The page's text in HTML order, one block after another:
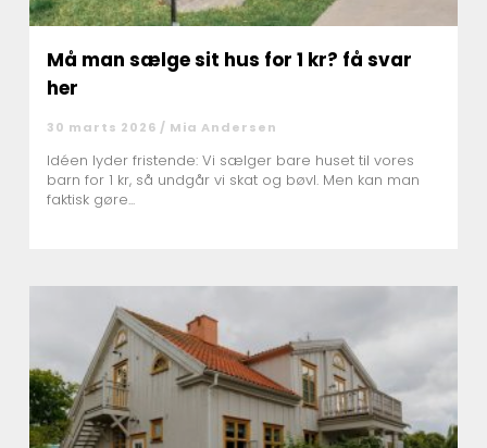
Må man sælge sit hus for 1 kr? få svar
her
30 marts 2026 / Mia Andersen
Idéen lyder fristende: Vi sælger bare huset til vores
barn for 1 kr, så undgår vi skat og bøvl. Men kan man
faktisk gøre...